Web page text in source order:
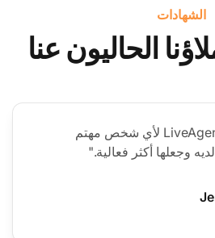
الشهادات
الحاليون عنا
"يمكنني أن أوصي بـ LiveAgent لأي شخص مهتم
وجعلها أكثر فعالية."